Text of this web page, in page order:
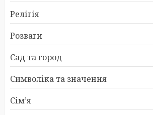
Релігія
Розваги
Сад та город
Символіка та значення
Сім’я